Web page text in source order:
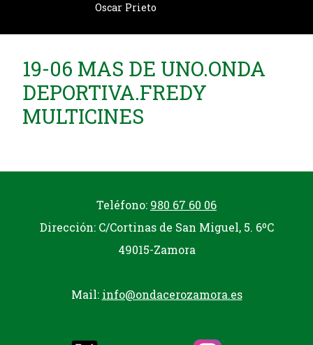
Oscar Prieto
19-06 MAS DE UNO.ONDA
DEPORTIVA.FREDY
MULTICINES
Teléfono: 980 67 60 06
Dirección: C/Cortinas de San Miguel, 5. 6ºC
49015-Zamora
Mail: info@ondacerozamora.es